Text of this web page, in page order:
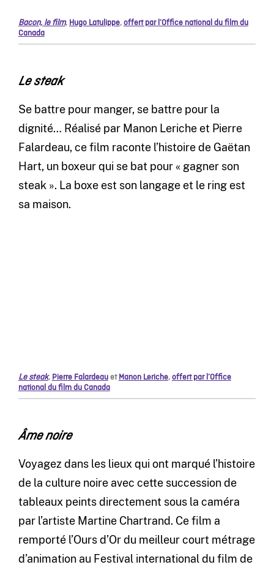
Bacon, le film, Hugo Latulippe,offert par l’Office national du film du
Canada
Le steak
Se battre pour manger, se battre pour la
dignité… Réalisé par Manon Leriche et Pierre
Falardeau, ce film raconte l’histoire de Gaëtan
Hart, un boxeur qui se bat pour « gagner son
steak ». La boxe est son langage et le ring est
sa maison.
Le steak, Pierre FalardeauetManon Leriche,offert par l’Office
national du film du Canada
Âme noire
Voyagez dans les lieux qui ont marqué l’histoire
de la culture noire avec cette succession de
tableaux peints directement sous la caméra
par l’artiste Martine Chartrand. Ce film a
remporté l’Ours d’Or du meilleur court métrage
d’animation au Festival international du film de